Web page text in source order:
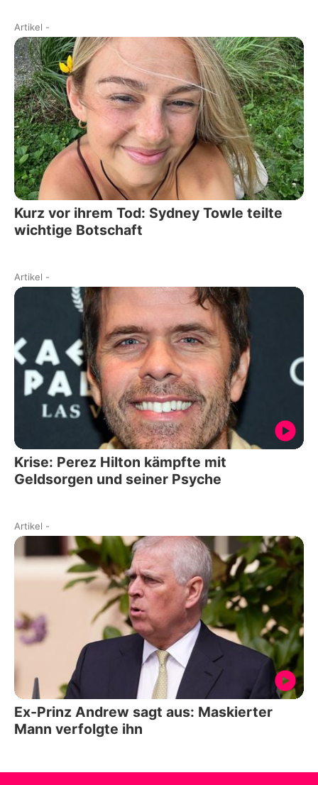
Artikel -
Kurz vor ihrem Tod: Sydney Towle teilte
wichtige Botschaft
Artikel -
Krise: Perez Hilton kämpfte mit
Geldsorgen und seiner Psyche
Artikel -
Ex-Prinz Andrew sagt aus: Maskierter
Mann verfolgte ihn